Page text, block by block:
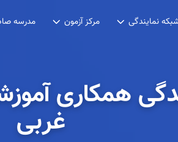
نمایندگی مرکز آزمون مدرسه
همکاری
غربی